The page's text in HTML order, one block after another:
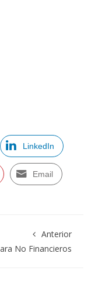
LinkedIn
Email
Anterior
No Financieros